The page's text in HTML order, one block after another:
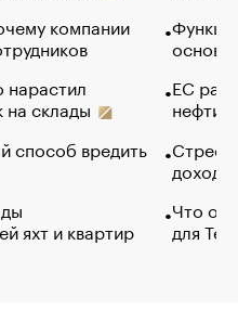
компании
нарастил
на склады
способ вредить
яхт и квартир
основ
ЕС
нефти
Что
для